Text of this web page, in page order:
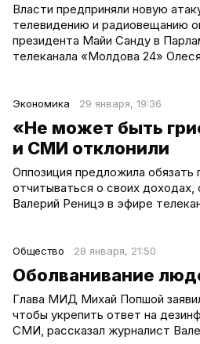
Власти предприняли новую
телевидению и радиовещанию
президента Майи Санду в
телеканала «Молдова 24»
Экономика 29 января, 19:36
«Не может быть
и СМИ отклонили
Оппозиция предложила
отчитываться о своих
Валерий Реницэ в эфире
Общество 28 января, 21:50
Оболванивание
Глава МИД Михай Попшой
чтобы укрепить ответ на
СМИ, рассказал журналист